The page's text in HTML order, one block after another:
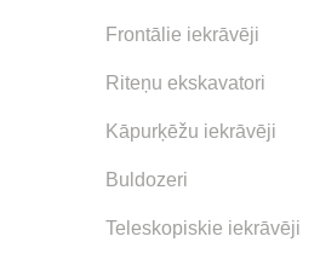
Frontālie iekrāvēji
Riteņu ekskavatori
Kāpurķēžu iekrāvēji
Buldozeri
Teleskopiskie iekrāvēji